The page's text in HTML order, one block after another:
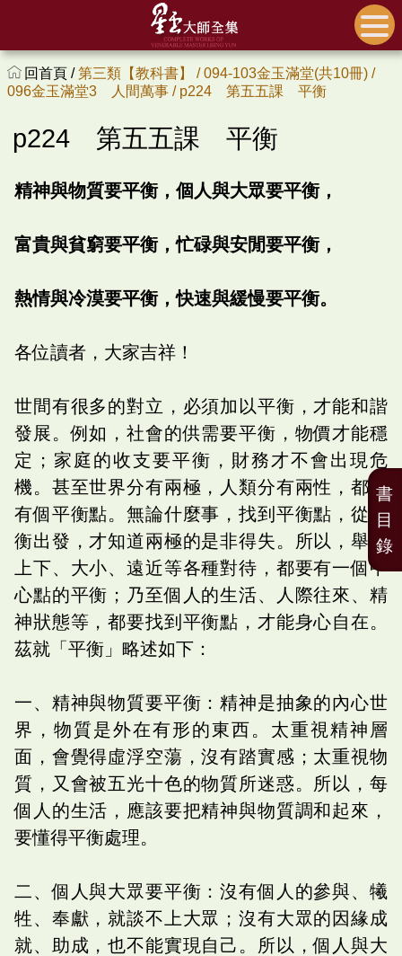
回首頁 /第三類【教科書】 /094-103金玉滿堂(共10冊) /
096金玉滿堂3 人間萬事 / p224 第五五課 平衡
p224 第五五課 平衡
精神與物質要平衡，個人與大眾要平衡，
富貴與貧窮要平衡，忙碌與安閒要平衡，
熱情與冷漠要平衡，快速與緩慢要平衡。
各位讀者，大家吉祥！
世間有很多的對立，必須加以平衡，才能和諧
發展。例如，社會的供需要平衡，物價才能穩
定；家庭的收支要平衡，財務才不會出現危
機。甚至世界分有兩極，人類分有兩性，都要
有個平衡點。無論什麼事，找到平衡點，從平
衡出發，才知道兩極的是非得失。所以，舉凡
上下、大小、遠近等各種對待，都要有一個中
心點的平衡；乃至個人的生活、人際往來、精
神狀態等，都要找到平衡點，才能身心自在。
茲就「平衡」略述如下：
一、精神與物質要平衡：精神是抽象的內心世
界，物質是外在有形的東西。太重視精神層
面，會覺得虛浮空蕩，沒有踏實感；太重視物
質，又會被五光十色的物質所迷惑。所以，每
個人的生活，應該要把精神與物質調和起來，
要懂得平衡處理。
二、個人與大眾要平衡：沒有個人的參與、犧
牲、奉獻，就談不上大眾；沒有大眾的因緣成
就、助成，也不能實現自己。所以，個人與大
書
目
錄